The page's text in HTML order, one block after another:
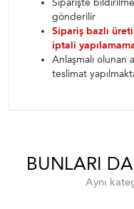
gönderilir
Sipariş bazlı
iptali
Anlaşmalı olunan
teslimat
BUNLARI
Aynı